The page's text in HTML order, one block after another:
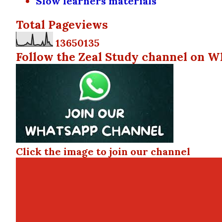
Total Pageviews
13650135
Follow the Zeal Study channel on
Click the image to join our channel